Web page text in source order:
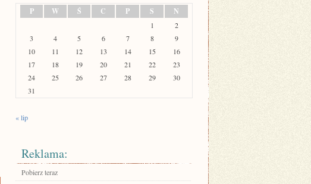
P
W Ś C P S N
1
2
3
4 5 6 7 8
9
10
11 12 13 14 15
16
17
18 19 20 21 22
23
24
25 26 27 28 29
30
31
« lip
Reklama:
Pobierz teraz